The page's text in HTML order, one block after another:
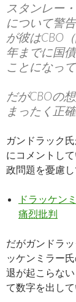
スタンレー
について警
が彼はCBO
年までに国
ことになっ
だがCBOの
まったく正
ガンドラック
にコメントし
政問題を憂慮
ドラッケン
痛烈批判
だがガンドラ
ッケンミラー
退が起こらな
て数字を出して